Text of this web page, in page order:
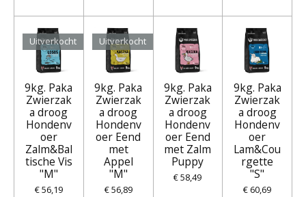
Uitverkocht
9kg. Paka
Zwierzak
a droog
Hondenv
oer
Zalm&Bal
tische Vis
"M"
€ 56,19
Uitverkocht
9kg. Paka
Zwierzak
a droog
Hondenv
oer Eend
met
Appel
"M"
€ 56,89
9kg. Paka
Zwierzak
a droog
Hondenv
oer Eend
met Zalm
Puppy
€ 58,49
9kg. Paka
Zwierzak
a droog
Hondenv
oer
Lam&Cou
rgette
"S"
€ 60,69